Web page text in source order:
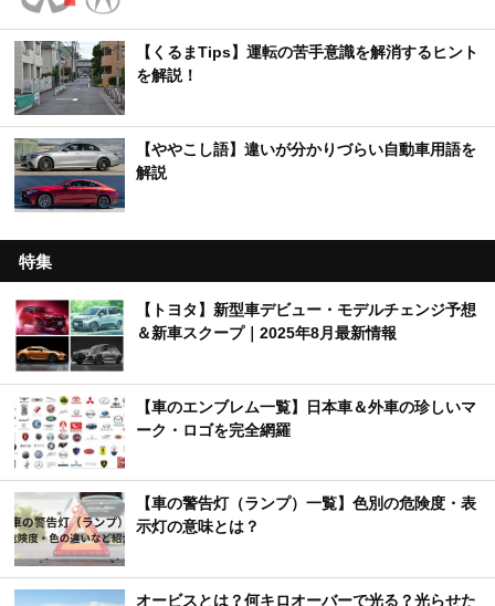
【くるまTips】運転の苦手意識を解消するヒント
を解説！
【ややこし語】違いが分かりづらい自動車用語を
解説
特集
【トヨタ】新型車デビュー・モデルチェンジ予想
＆新車スクープ｜2025年8月最新情報
【車のエンブレム一覧】日本車＆外車の珍しいマ
ーク・ロゴを完全網羅
【車の警告灯（ランプ）一覧】色別の危険度・表
示灯の意味とは？
オービスとは？何キロオーバーで光る？光らせた